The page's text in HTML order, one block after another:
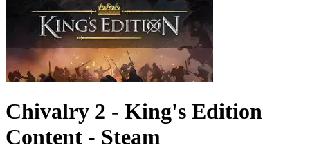
Chivalry 2 - King's Edition
Content - Steam